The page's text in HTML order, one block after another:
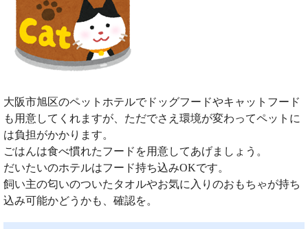
大阪市旭区のペットホテルでドッグフードやキャットフード
も用意してくれますが、ただでさえ環境が変わってペットに
は負担がかかります。
ごはんは食べ慣れたフードを用意してあげましょう。
だいたいのホテルはフード持ち込みOKです。
飼い主の匂いのついたタオルやお気に入りのおもちゃが持ち
込み可能かどうかも、確認を。